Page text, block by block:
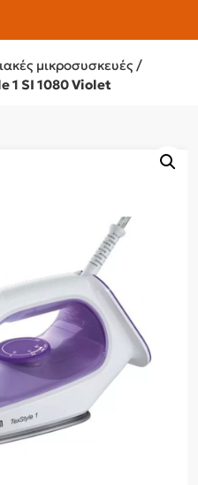
μικροσυσκευές /
1 SI 1080 Violet